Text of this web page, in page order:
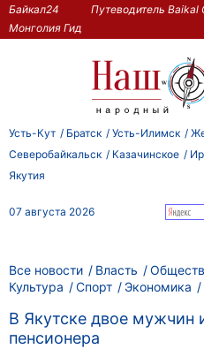
Байкал24 Путеводитель Baikal
Монголия Гид
Усть-Кут Братск Усть-Илимск
Северобайкальск
Казачинское
Якутия
07 августа 2026
Все новости Власть
Культура Спорт Экономика
В Якутске двое мужчин
пенсионера